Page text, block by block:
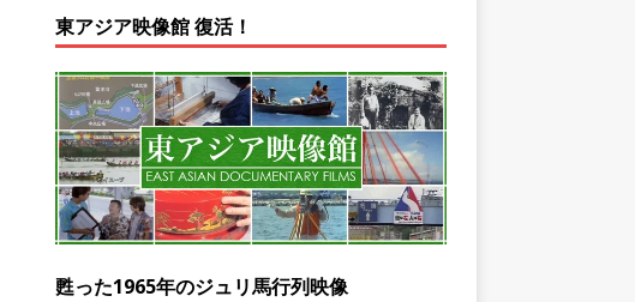
東アジア映像館 復活！
甦った1965年のジュリ馬行列映像